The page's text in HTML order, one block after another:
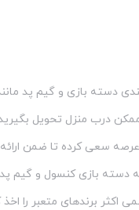
دسته بازی و گیم پد
درب منزل تحویل
سعی کرده تا ضمن
دسته بازی کنسول و گیم
اکثر برندهای متعبر